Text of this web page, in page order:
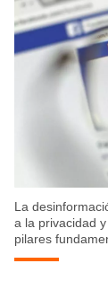
La
a la privacidad
pilares